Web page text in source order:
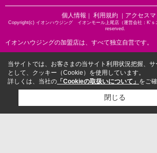
個人情報 ｜ 利用規約 ｜ アクセス
Copyright(c) イオンハウジング イオンモール上尾店（運営会社：K‘
reserved.
イオンハウジングの加盟店は、すべて独立自営です。
当サイトでは、お客さまの当サイト利用状況把握、
として、クッキー（Cookie）を使用しています。
詳しくは、当社の 「Cookieの取扱いについて」 をご
閉じる